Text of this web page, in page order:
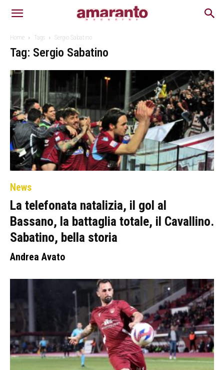
Home Tags Sergio Sabatino
Tag: Sergio Sabatino
News
La telefonata natalizia, il gol al
Bassano, la battaglia totale, il Cavallino.
Sabatino, bella storia
Andrea Avato